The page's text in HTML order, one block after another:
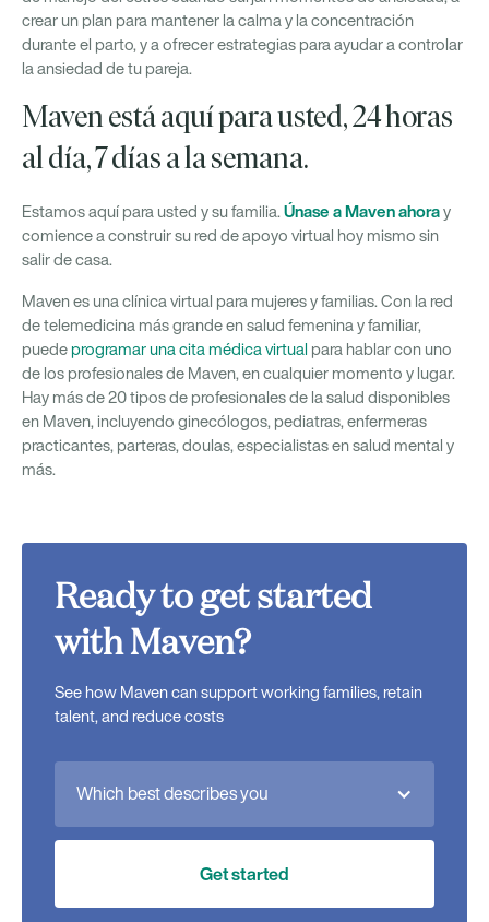
crear un plan para mantener la calma y la concentración
durante el parto, y a ofrecer estrategias para ayudar a controlar
la ansiedad de tu pareja.
Maven está aquí para usted, 24 horas
al día, 7 días a la semana.
Estamos aquí para usted y su familia. Únase a Maven ahoray
comience a construir su red de apoyo virtual hoy mismo sin
salir de casa.
Maven es una clínica virtual para mujeres y familias. Con la red
de telemedicina más grande en salud femenina y familiar,
puedeprogramar una cita médica virtual para hablar con uno
de los profesionales de Maven, en cualquier momento y lugar.
Hay más de 20 tipos de profesionales de la salud disponibles
en Maven, incluyendo ginecólogos, pediatras, enfermeras
practicantes, parteras, doulas, especialistas en salud mental y
más.
Ready to get started
with Maven?
See how Maven can support working families, retain
talent, and reduce costs
Which best describes you
Get started